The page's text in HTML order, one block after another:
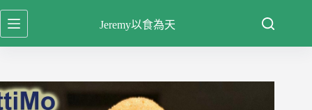
跳
至
容
Jeremy以食為天